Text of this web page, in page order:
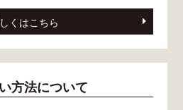
くはこちら
方法について